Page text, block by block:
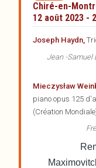
Chiré-en-
12 août 2023 -
Joseph Haydn,
Jean -Samuel
Mieczysław
piano opus 125
(Création